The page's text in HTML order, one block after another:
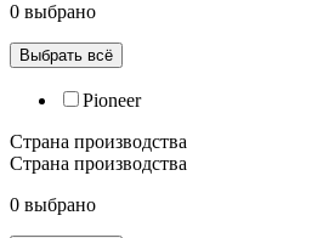
0 выбрано
Выбрать всё
Pioneer
Страна производства
Страна производства
0 выбрано